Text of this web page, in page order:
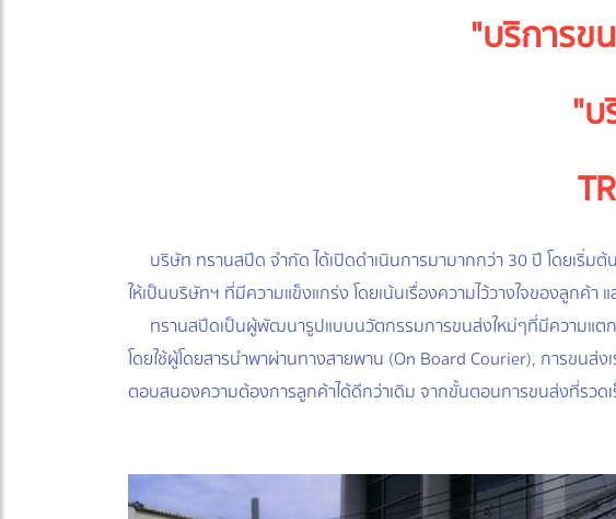
"บริการข
"บ
บริษัท ทรานสปีด จำกัด ได้เปิดดำเนินการมามากกว่า 30 ปี โดยเ
ให้เป็นบริษัทฯ ที่มีความแข็งแกร่ง โดยเน้นเรื่องความไว้วางใจของลูก
ทรานสปีดเป็นผู้พัฒนารูปแบบนวัตกรรมการขนส่งใหม่ๆที่มีความแตก
โดยใช้ผู้โดยสารนำพาผ่านทางสายพาน (On Board Courier), การขนส่
ตอบสนองความต้องการลูกค้าได้ดีกว่าเดิม จากขั้นตอนการขนส่งที่รวด